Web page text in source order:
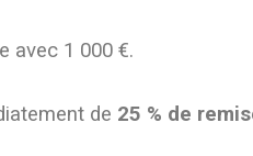
avec 1 000 €.
de 25 % de